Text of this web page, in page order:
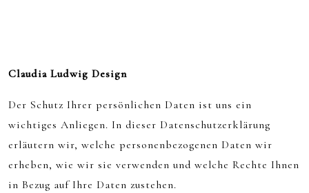
Claudia Ludwig Design
Der Schutz Ihrer persönlichen Daten ist uns ein
wichtiges Anliegen. In dieser Datenschutzerklärung
erläutern wir, welche personenbezogenen Daten wir
erheben, wie wir sie verwenden und welche Rechte Ihnen
in Bezug auf Ihre Daten zustehen.